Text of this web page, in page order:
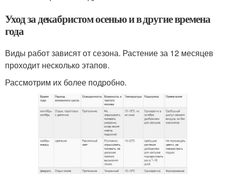
Уход за декабристом осенью и в другие времена
года
Виды работ зависят от сезона. Растение за 12 месяцев
проходит несколько этапов.
Рассмотрим их более подробно.